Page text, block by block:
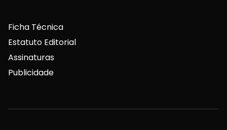
Ficha Técnica
Estatuto Editorial
Assinaturas
Publicidade